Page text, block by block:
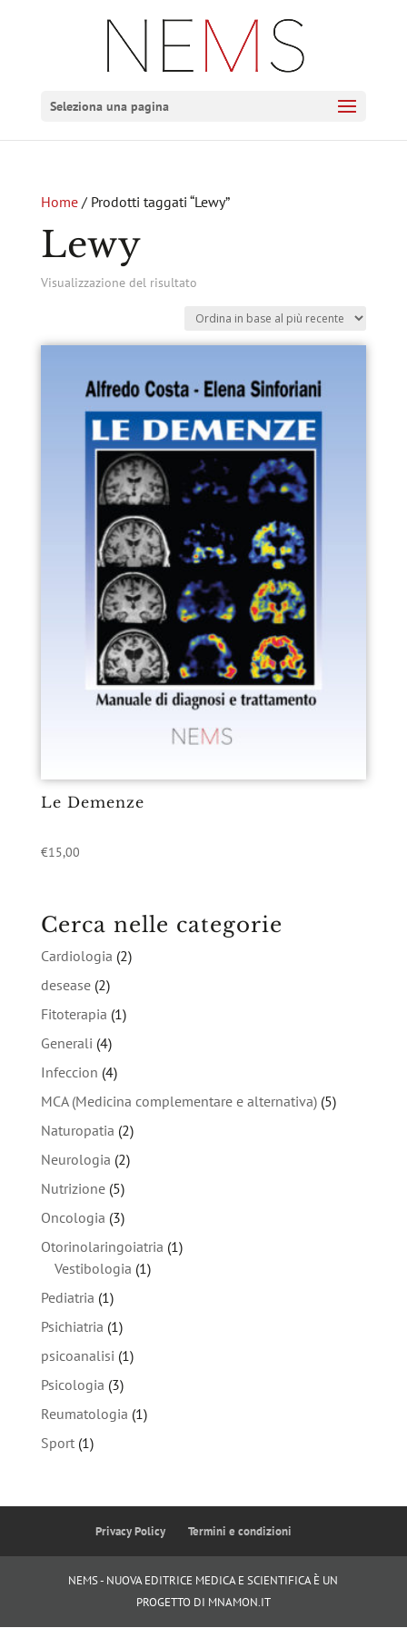
Seleziona una pagina
Home/ Prodotti taggati “Lewy”
Lewy
Visualizzazione del risultato
Le Demenze
€15,00
Cerca nelle categorie
Cardiologia (2)
desease (2)
Fitoterapia (1)
Generali (4)
Infeccion (4)
MCA (Medicina complementare e alternativa) (5)
Naturopatia (2)
Neurologia (2)
Nutrizione (5)
Oncologia (3)
Otorinolaringoiatria (1)
Vestibologia (1)
Pediatria (1)
Psichiatria (1)
psicoanalisi (1)
Psicologia (3)
Reumatologia (1)
Sport (1)
Privacy Policy Termini e condizioni
NEMS - NUOVA EDITRICE MEDICA E SCIENTIFICA È UN
PROGETTO DI MNAMON.IT